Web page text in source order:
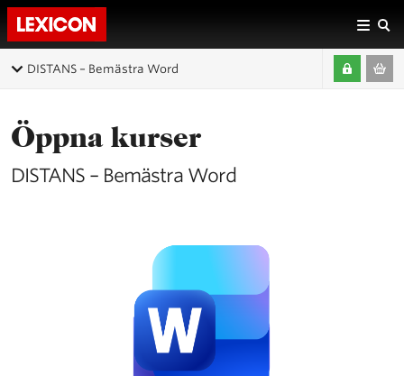
DISTANS – Bemästra Word
Öppna kurser
DISTANS – Bemästra Word